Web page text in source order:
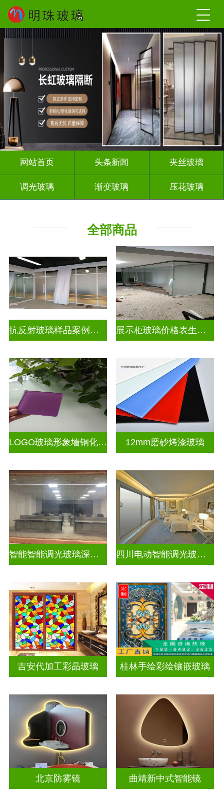
网站首页 头条新闻 夹丝玻璃
调光玻璃 渐变玻璃 压花玻璃
全部商品
抗反射玻璃样品案例展示 展示柜玻璃价格表生产电话
LOGO玻璃形象墙钢化烤漆彩色玻璃 12mm磨砂烤漆玻璃
智能智能调光玻璃深加工厂家排名 四川电动智能调光玻璃订做厂
吉安代加工彩晶玻璃 桂林手绘彩绘镶嵌玻璃
北京防雾镜 曲靖新中式智能镜